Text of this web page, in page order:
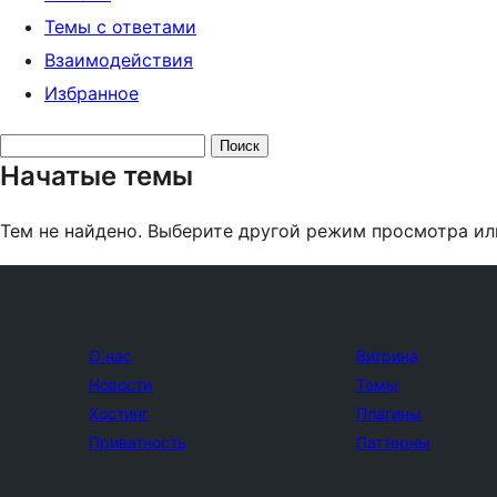
Темы с ответами
Взаимодействия
Избранное
тем:
Начатые темы
Тем не найдено. Выберите другой режим просмотра
О нас
Новости
Хостинг
Приватность
Витрина
Темы
Плагины
Паттерны